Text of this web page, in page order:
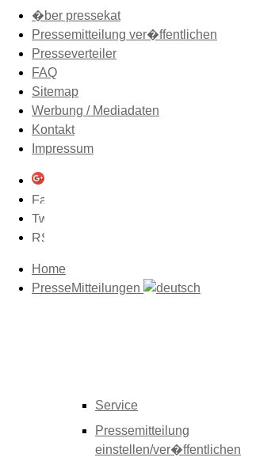
�ber pressekat
Pressemitteilung ver�ffentlichen
Presseverteiler
FAQ
Sitemap
Werbung / Mediadaten
Kontakt
Impressum
Home
PresseMitteilungen
Service
Pressemitteilung
einstellen/ver�ffentlichen